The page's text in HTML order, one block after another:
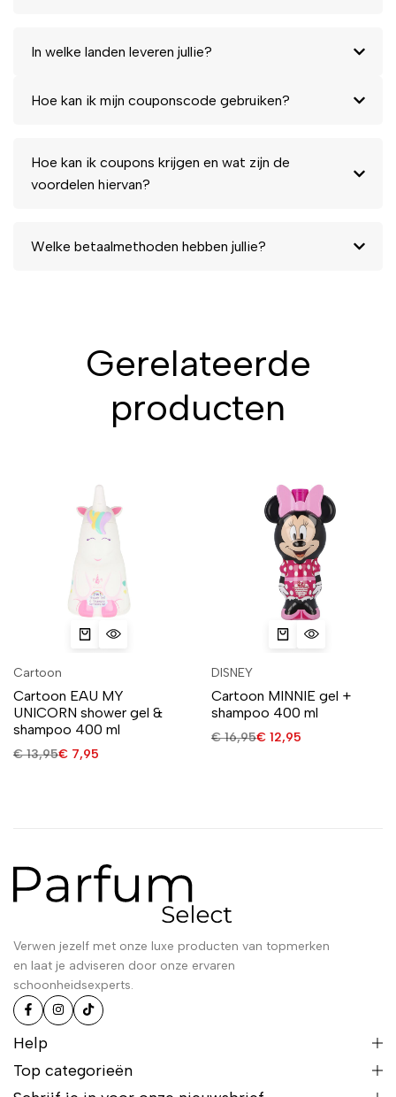
In welke landen leveren jullie?
Hoe kan ik mijn couponscode gebruiken?
Hoe kan ik coupons krijgen en wat zijn de
voordelen hiervan?
Welke betaalmethoden hebben jullie?
Gerelateerde
producten
Cartoon
Cartoon EAU MY
UNICORN shower gel &
shampoo 400 ml
€13,95€ 7,95
DISNEY
Cartoon MINNIE gel +
shampoo 400 ml
€16,95€ 12,95
Verwen jezelf met onze luxe producten van topmerken
en laat je adviseren door onze ervaren
schoonheidsexperts.
Help
Top categorieën